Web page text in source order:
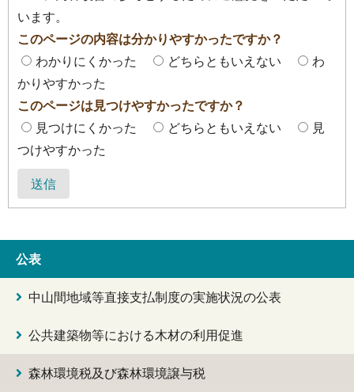
います。
このページの内容は分かりやすかったですか？
わかりにくかった
どちらともいえない
わ
かりやすかった
このページは見つけやすかったですか？
見つけにくかった
どちらともいえない
見
つけやすかった
送信
公表
中山間地域等直接支払制度の実施状況の公表
公共建築物等における木材の利用促進
森林環境税及び森林環境譲与税